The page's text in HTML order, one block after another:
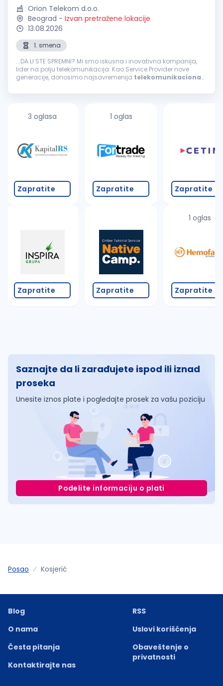
Orion Telekom d.o.o.
Beograd - Izvan pretražene lokacije
13.08.2026
1. smena
...DA LI STE SPREMNI? Mi smo iskusna i inovativna kompanija,
lider na polju telekomunikacija. Kao Service Provider nove
generacije, donosimo najsavremenija telekomunikaciona
timu nas ima...
3 oglasa
Zapratite
Zapratite
1 oglas
Zapratite
Zapratite
Zapratite
1 oglas
Zapratite
Saznajte da li zarađujete ispod ili iznad
proseka
Unesite iznos plate i pogledajte prosek za vašu poziciju
Podelite informaciju o plati
Posao Kosjerić
Blog
O nama
Česta pitanja
Kontaktirajte nas
RSS
Uslovi korišćenja
Obaveštenje o
privatnosti